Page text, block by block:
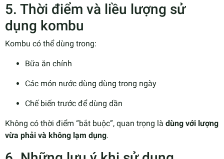
5. Thời điểm và liều lượng sử
dụng kombu
Kombu có thể dùng trong:
Bữa ăn chính
Các món nước dùng dùng trong ngày
Chế biến trước để dùng dần
Không có thời điểm “bắt buộc”, quan trọng là dùng với lượng
vừa phải và không lạm dụng.